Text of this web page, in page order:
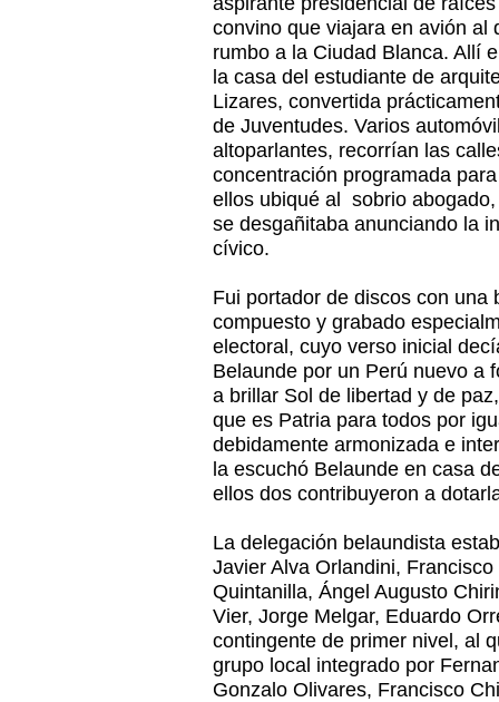
convino que viajara en avión al
rumbo a la Ciudad Blanca. Allí
la casa del estudiante de
Lizares, convertida
de Juventudes. Varios
altoparlantes, recorrían las
concentración programada
ellos ubiqué al sobrio
se desgañitaba anunciando la
cívico.
Fui portador de discos con
compuesto y grabado
electoral, cuyo verso inicial
Belaunde por un Perú nuevo
a brillar Sol de libertad y de
que es Patria para todos por
debidamente armonizada e
la escuchó Belaunde en casa
ellos dos contribuyeron a
La delegación belaundista
Javier Alva Orlandini,
Quintanilla, Ángel Augusto
Vier, Jorge Melgar, Eduardo
contingente de primer nivel, al
grupo local integrado por
Gonzalo Olivares, Francisco